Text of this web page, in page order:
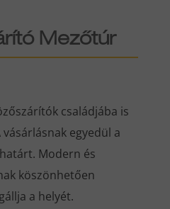
Mezőtúr
családjába is
egyedül a
Modern és
köszönhetően
a helyét.